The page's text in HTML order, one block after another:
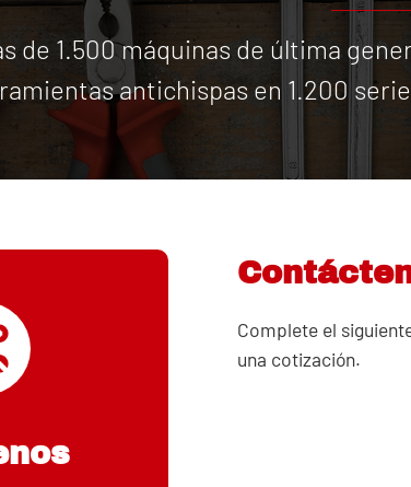
de 1.500 máquinas de última
antichispas en 1.200
Complete el
una cotización.